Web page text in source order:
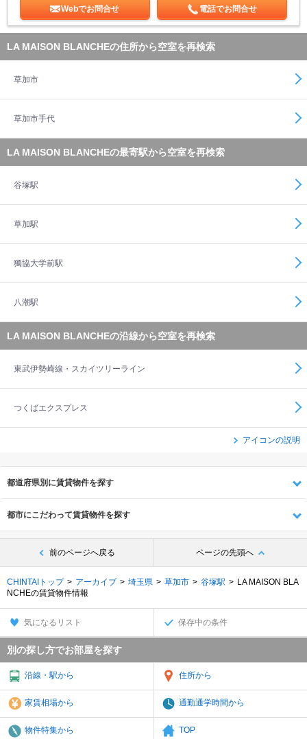
Webでお問合せ 電話でお問合せ
LA MAISON BLANCHEの住所から空室を再検索
草加市
草加市手代
LA MAISON BLANCHEの最寄駅から空室を再検索
谷塚駅
草加駅
獨協大学前駅
八潮駅
LA MAISON BLANCHEの沿線から空室を再検索
東武伊勢崎線・スカイツリーライン
つくばエクスプレス
アイコンの説明
都道府県別に賃貸物件を探す
都市にこだわって賃貸物件を探す
前のページへ戻る ページの先頭へ
CHINTAIトップ アーカイブ 埼玉県 草加市 谷塚駅
LA MAISON BLA
NCHEの賃貸物件情報
気になるリスト 保存中の条件
別の探し方でお部屋を探す
沿線・駅から 住所から
家賃相場から 通勤通学時間から
物件特集から TOP